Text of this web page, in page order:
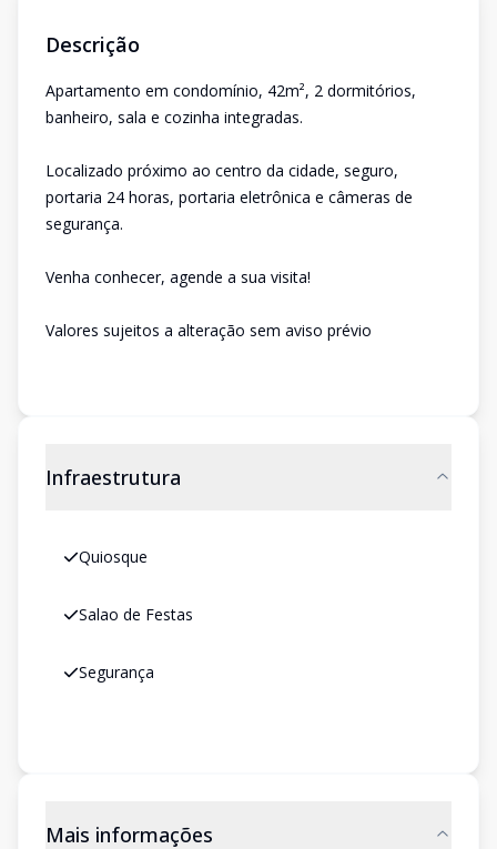
Descrição
Apartamento em condomínio, 42m², 2 dormitórios,
banheiro, sala e cozinha integradas.
Localizado próximo ao centro da cidade, seguro,
portaria 24 horas, portaria eletrônica e câmeras de
segurança.
Venha conhecer, agende a sua visita!
Valores sujeitos a alteração sem aviso prévio
Infraestrutura
Quiosque
Salao de Festas
Segurança
Mais informações